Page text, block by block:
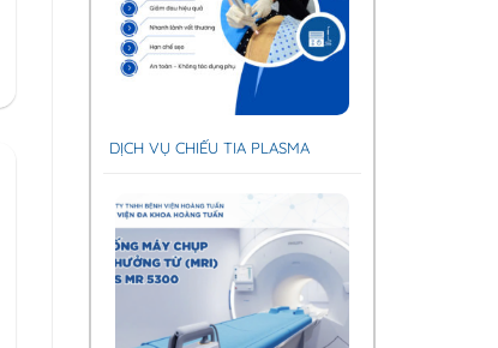
DỊCH VỤ CHIẾU TIA PLASMA